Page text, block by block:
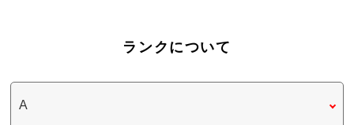
ランクについて